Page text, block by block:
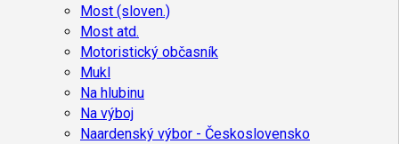
Most (sloven.)
Most atd.
Motoristický občasník
Mukl
Na hlubinu
Na výboj
Naardenský výbor - Československo